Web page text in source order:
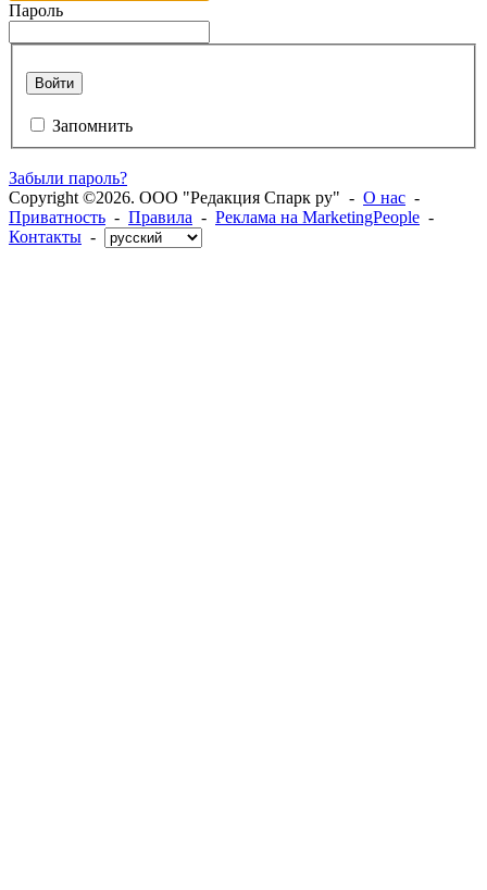
Пароль
Войти
Запомнить
Забыли пароль?
Copyright ©2026. ООО "Редакция Спарк ру" - О нас -
Приватность - Правила - Реклама на MarketingPeople -
Контакты -